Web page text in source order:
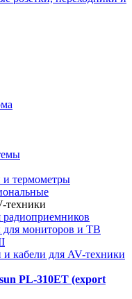
термометры
техники
мониторов и ТВ
кабели для AV-техники
PL-310ET (export